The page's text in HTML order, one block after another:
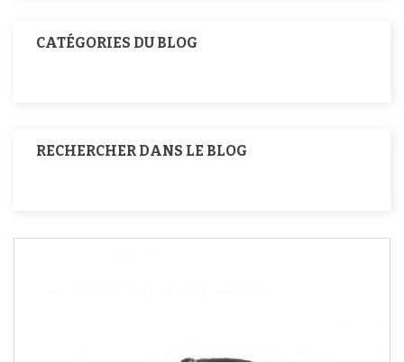
CATÉGORIES DU BLOG
RECHERCHER DANS LE BLOG